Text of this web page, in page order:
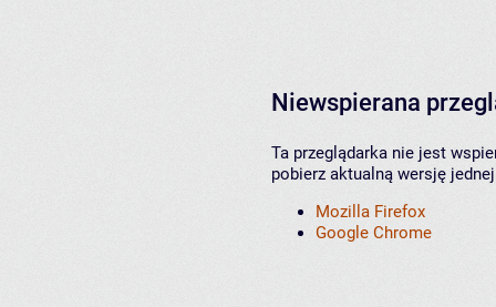
Niewspierana
Ta przeglądarka nie jest
pobierz aktualną wersję
Mozilla Firefox
Google Chrome